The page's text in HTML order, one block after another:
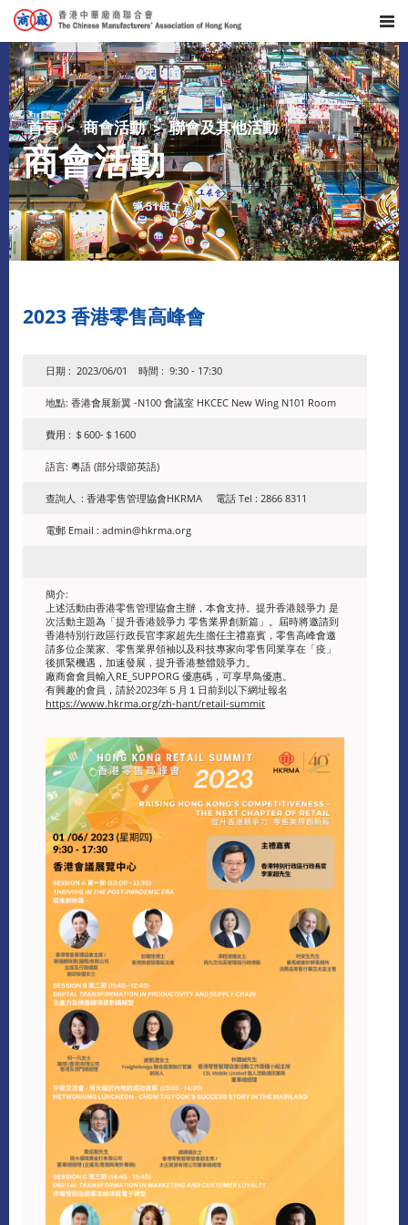
首頁 商會活動 聯會及其他活動
商會活動
2023 香港零售高峰會
日期 : 2023/06/01 時間 : 9:30 - 17:30
地點: 香港會展新翼 -N100 會議室 HKCEC New Wing N101 Room
費用 : ＄600-＄1600
語言: 粵語 (部分環節英語)
查詢人 : 香港零售管理協會HKRMA 電話 Tel : 2866 8311
電郵 Email : admin@hkrma.org
簡介:
上述活動由香港零售管理協會主辦，本會支持。提升香港競爭力 是
次活動主題為「提升香港競爭力 零售業界創新篇」。屆時將邀請到
香港特別行政區行政長官李家超先生擔任主禮嘉賓，零售高峰會邀
請多位企業家、零售業界領袖以及科技專家向零售同業享在「疫」
後抓緊機遇，加速發展，提升香港整體競爭力。
廠商會會員輸入RE_SUPPORG 優惠碼，可享早鳥優惠。
有興趣的會員，請於2023年５月１日前到以下網址報名
https://www.hkrma.org/zh-hant/retail-summit